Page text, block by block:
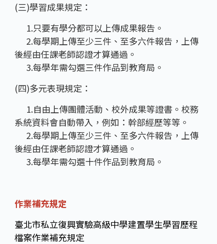
(三)學習成果規定：
1.只要有學分都可以上傳成果報告。
2.每學期上傳至少三件、至多六件報告，上傳
後經由任課老師認證才算通過。
3.每學年需勾選三件作品到教育局。
(四)多元表現規定：
1.自由上傳團體活動、校外成果等證書。校務
系統資料會自動帶入，例如：幹部經歷等等。
2.每學期上傳至少三件、至多六件報告，上傳
後經由任課老師認證才算通過。
3.每學年需勾選十件作品到教育局。
作業補充規定
臺北市私立復興實驗高級中學建置學生學習歷程
檔案作業補充規定